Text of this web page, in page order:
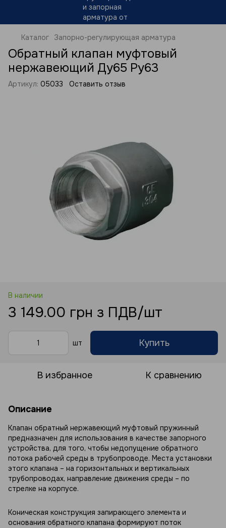
Каталог Запорно-регулирующая арматура
Обратный клапан муфтовый
нержавеющий Ду65 Ру63
Артикул: 05033 Оставить отзыв
В наличии
3 149.00 грн з ПДВ/шт
шт Купить
В избранное К сравнению
Описание
Клапан обратный нержавеющий муфтовый пружинный
предназначен для использования в качестве запорного
устройства, для того, чтобы недопущение обратного
потока рабочей среды в трубопроводе. Места установки
этого клапана – на горизонтальных и вертикальных
трубопроводах, направление движения среды – по
стрелке на корпусе.
Коническая конструкция запирающего элемента и
основания обратного клапана формируют поток